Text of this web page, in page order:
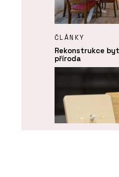
ČLÁNKY
Rekonstrukce
příroda